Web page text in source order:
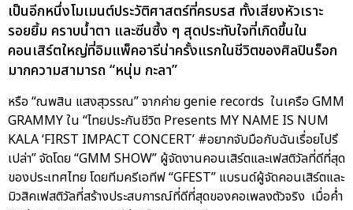
เป็นอีกหนึ่งโมเมนต์ประวัติศาสตร์ที่ครบรส ทั้งเสียงหัวเราะ
รอยยิ้ม คราบน้ำตา และซีนซึ้ง ๆ สุดประทับใจที่เกิดขึ้นใน
คอนเสิร์ตใหญ่ที่อิมแพ็คอารีน่าครั้งแรกในชีวิตของศิลปินร็อก
มากความสามารถ “หนุ่ม กะลา”
หรือ “ณพสิน แสงสุวรรณ” จากค่าย genie records ในเครือ GMM
GRAMMY ใน “ไทยประกันชีวิต Presents MY NAME IS NUM
KALA ‘FIRST IMPACT CONCERT’ #อยากจับมือกับฉันเรื่อยไปรึ
เปล่า” จัดโดย “GMM SHOW” ผู้จัดงานคอนเสิร์ตและเฟสติวัลที่ดีที่สุด
ของประเทศไทย โดยทีมครีเอทีฟ “GFEST” แบรนด์ผู้จัดคอนเสิร์ตและ
มิวสิคเฟสติวัลที่สร้างประสบการณ์ที่ดีที่สุดของคอเพลงตัวจริง เมื่อค่ำ